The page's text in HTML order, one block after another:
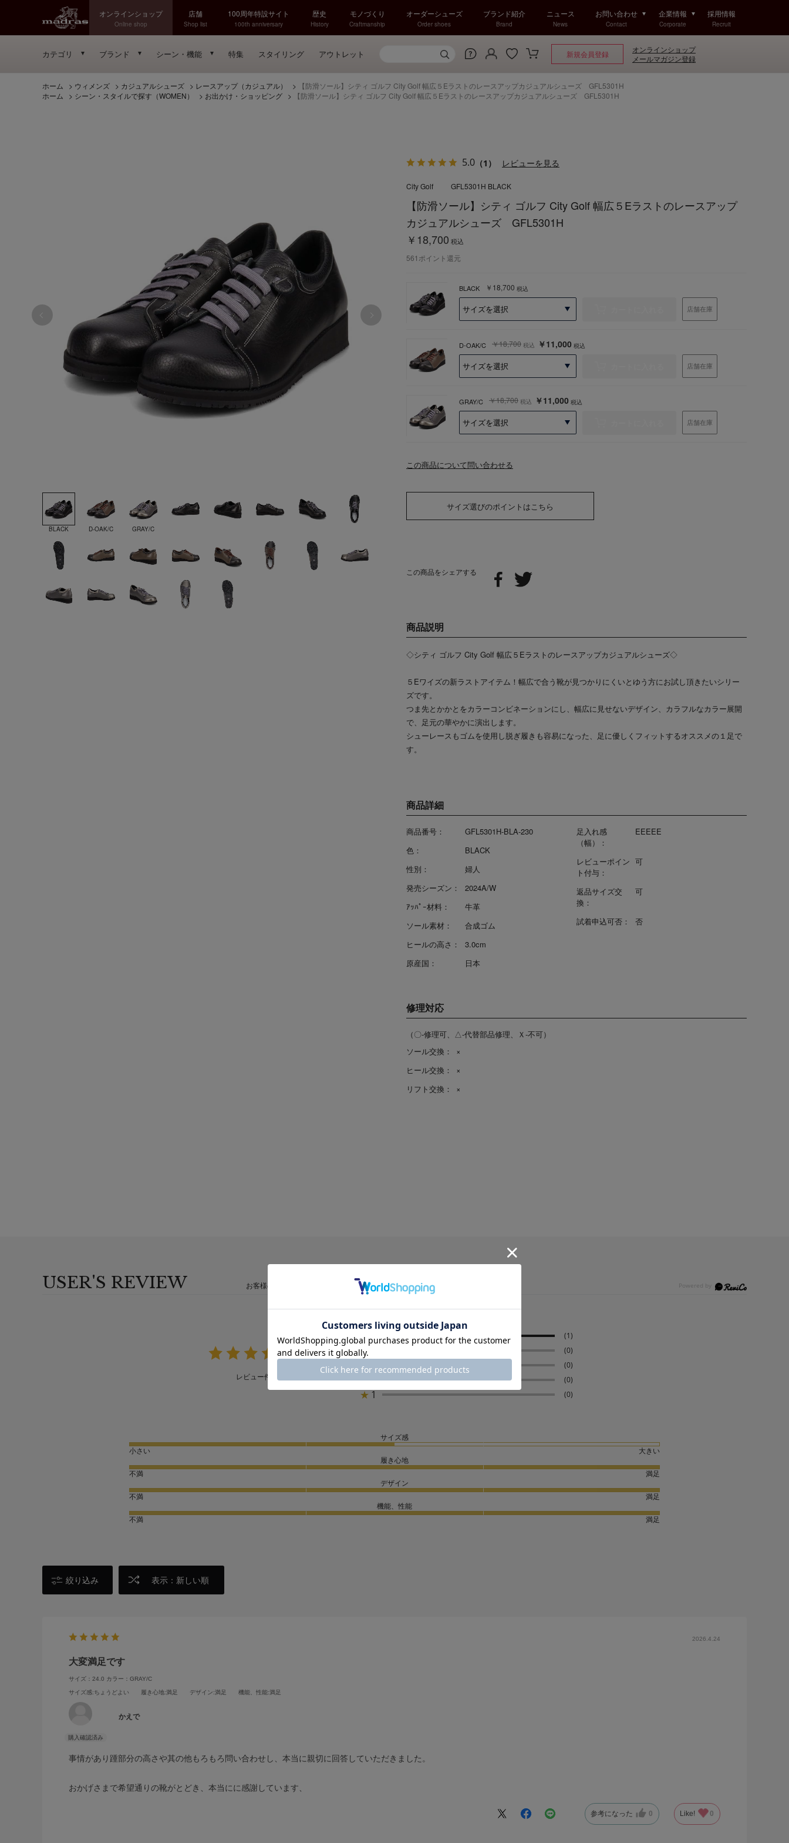
オンラインショップ
Online shop
店舗
Shop list
100周年特設サイト
100th anniversary
歴史
History
モノづくり
Craftmanship
オーダーシューズ
Order shoes
ブランド紹介
Brand
ニュース
News
お問い合わせ
Contact
企業情報
Corporate
採用情報
Recruit
カテゴリ ブランド シーン・機能 特集 スタイリング アウトレット 新規会員登録
オンラインショップ
メールマガジン登録
ホーム > ウィメンズ > カジュアルシューズ > レースアップ（カジュアル） >
【防滑ソール】シティ ゴルフ City Golf 幅広５Eラストのレースアップカジュアルシューズ GFL5301H
ホーム
> シーン・スタイルで探す（WOMEN） > お出かけ・ショッピング > 【防滑ソール】シティ ゴルフ City Golf 幅広５Eラストのレースアップカジュアルシューズ GFL5301H
BLACK D-OAK/C GRAY/C
この商品をシェアする
5.0 （1） レビューを見る
【防滑ソール】シティ ゴルフ City Golf 幅広５Eラストのレースアップ
カジュアルシューズ GFL5301H
￥18,700 税込
商品詳細
商品番号：
GFL5301H-BLA-230
色：
BLACK
性別：
婦人
発売シーズン：
2024A/W
ｱｯﾊﾟｰ材料：
牛革
ソール素材：
合成ゴム
ヒールの高さ：
3.0cm
原産国：
日本
足入れ感
（幅）：
EEEEE
レビューポイン
ト付与：
可
返品サイズ交
換：
可
試着申込可否： 否
修理対応
（〇-修理可、△-代替部品修理、Ｘ-不可）
ソール交換：
×
ヒール交換：
×
リフト交換：
×
BLACK ￥18,700 税込
店舗在庫
D-OAK/C ￥11,000 税込
￥18,700 税込
店舗在庫
GRAY/C ￥11,000 税込
￥18,700 税込
店舗在庫
City Golf GFL5301H BLACK
561 ポイント還元
商品説明
◇シティ ゴルフ City Golf 幅広５Eラストのレースアップカジュアルシューズ◇
５Eワイズの新ラストアイテム！幅広で合う靴が見つかりにくいとゆう方にお試し頂きたいシリー
ズです。
つま先とかかとをカラーコンビネーションにし、幅広に見せないデザイン、カラフルなカラー展開
で、足元の華やかに演出します。
シューレースもゴムを使用し脱ぎ履きも容易になった、足に優しくフィットするオススメの１足で
す。
この商品について問い合わせる
サイズ選びのポイントはこちら
USER'S REVIEW お客様の声
5.0
レビュー件数：
★5 (1)
★ (0)
★ 3 (0)
★2 (0)
★ 1 (0)
サイズ感
小さい
大きい
履き心地
不満
満足
デザイン
不満
満足
機能、性能
不満
満足
絞り込み 表示：新しい順
2026.4.24
大変満足です
サイズ：24.0 カラー：GRAY/C
サイズ感:ちょうどよい 履き心地:満足 デザイン:満足 機能、性能:満足
かえで
事情があり踵部分の高さや其の他もろもろ問い合わせし、本当に親切に回答していただきました。
おかげさまで希望通りの靴がとどき、本当にに感謝しています、
参考になった 0 Like! 0